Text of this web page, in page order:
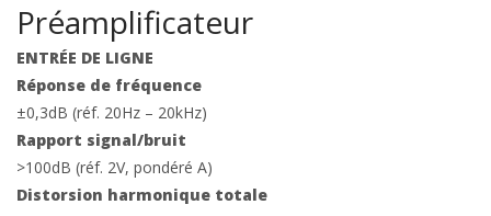
Préamplificateur
ENTRÉE DE LIGNE
Réponse de fréquence
±0,3dB (réf. 20Hz – 20kHz)
Rapport signal/bruit
>100dB (réf. 2V, pondéré A)
Distorsion harmonique totale